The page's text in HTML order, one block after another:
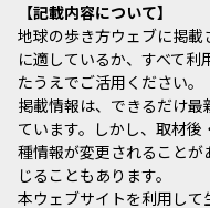
記載内容について
地球の歩き方ウェブに掲
に適しているか、すべて
たうえでご活用ください。
掲載情報は、できるだけ
ています。しかし、取材
種情報が変更されること
じることもあります。
本ウェブサイトを利用し